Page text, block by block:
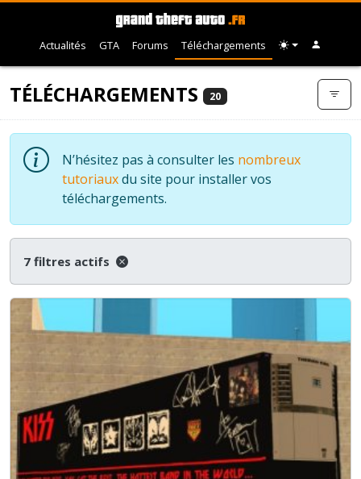
Actualités GTA Forums Téléchargements
TÉLÉCHARGEMENTS 20
N’hésitez pas à consulter les nombreux
tutoriauxdu site pour installer vos
téléchargements.
7 filtres actifs